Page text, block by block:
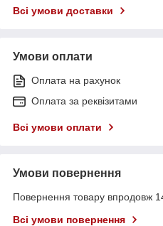
Всі умови доставки
Умови оплати
Оплата на рахунок
Оплата за реквізитами
Всі умови оплати
Умови повернення
Повернення товару впродовж
Всі умови повернення